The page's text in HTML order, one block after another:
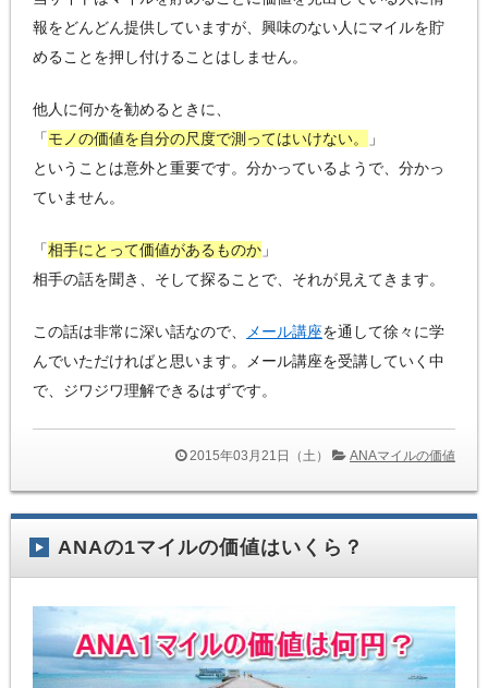
報をどんどん提供していますが、興味のない人にマイルを貯
めることを押し付けることはしません。
他人に何かを勧めるときに、
「モノの価値を自分の尺度で測ってはいけない。
」
ということは意外と重要です。分かっているようで、分かっ
ていません。
「相手にとって価値があるものか 」
相手の話を聞き、そして探ることで、それが見えてきます。
この話は非常に深い話なので、 メール講座を通して徐々に学
んでいただければと思います。メール講座を受講していく中
で、ジワジワ理解できるはずです。
2015年03月21日（土） ANAマイルの価値
ANAの1マイルの価値はいくら？